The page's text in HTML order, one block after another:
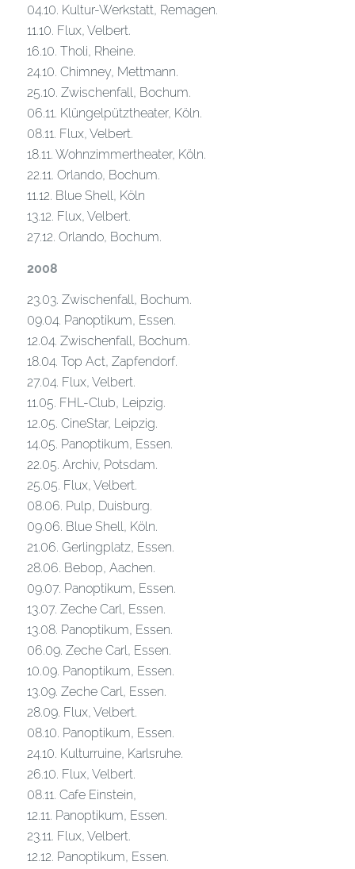
04.10. Kultur-Werkstatt, Remagen.
11.10. Flux, Velbert.
16.10. Tholi, Rheine.
24.10. Chimney, Mettmann.
25.10. Zwischenfall, Bochum.
06.11. Klüngelpütztheater, Köln.
08.11. Flux, Velbert.
18.11. Wohnzimmertheater, Köln.
22.11. Orlando, Bochum.
11.12. Blue Shell, Köln
13.12. Flux, Velbert.
27.12. Orlando, Bochum.
2008
23.03. Zwischenfall, Bochum.
09.04. Panoptikum, Essen.
12.04. Zwischenfall, Bochum.
18.04. Top Act, Zapfendorf.
27.04. Flux, Velbert.
11.05. FHL-Club, Leipzig.
12.05. CineStar, Leipzig.
14.05. Panoptikum, Essen.
22.05. Archiv, Potsdam.
25.05. Flux, Velbert.
08.06. Pulp, Duisburg.
09.06. Blue Shell, Köln.
21.06. Gerlingplatz, Essen.
28.06. Bebop, Aachen.
09.07. Panoptikum, Essen.
13.07. Zeche Carl, Essen.
13.08. Panoptikum, Essen.
06.09. Zeche Carl, Essen.
10.09. Panoptikum, Essen.
13.09. Zeche Carl, Essen.
28.09. Flux, Velbert.
08.10. Panoptikum, Essen.
24.10. Kulturruine, Karlsruhe.
26.10. Flux, Velbert.
08.11. Cafe Einstein,
12.11. Panoptikum, Essen.
23.11. Flux, Velbert.
12.12. Panoptikum, Essen.